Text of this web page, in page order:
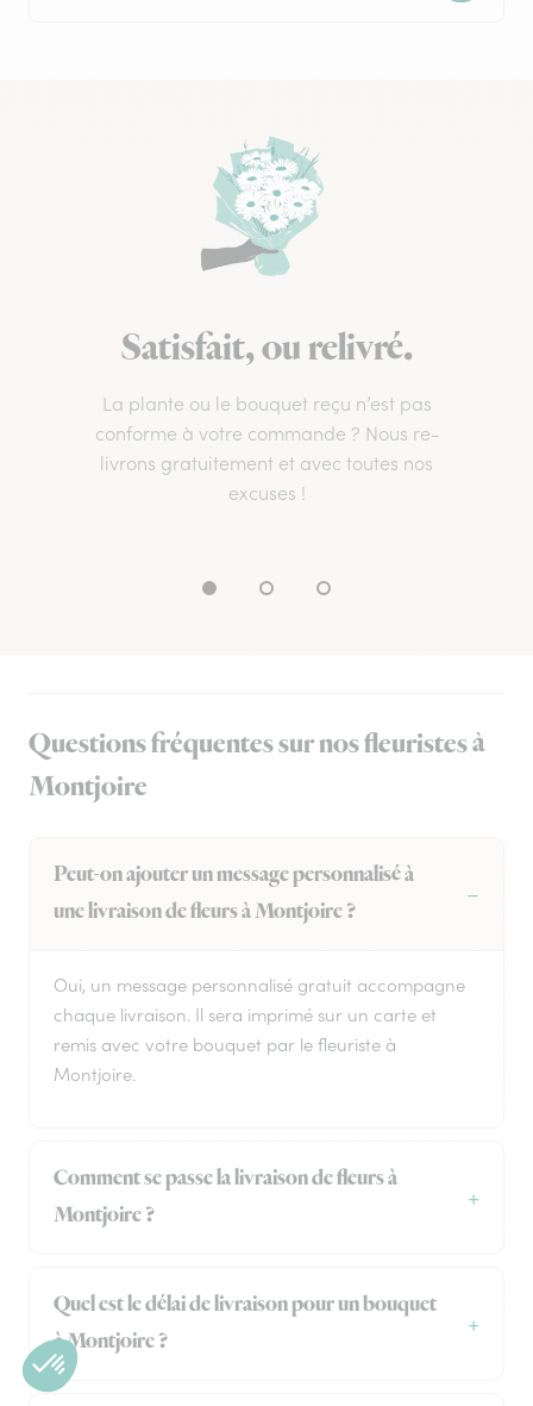
Satisfait, ou relivré.
La plante ou le bouquet reçu n’est pas
conforme à votre commande ? Nous re-
livrons gratuitement et avec toutes nos
excuses !
Questions fréquentes sur nos fleuristes à
Montjoire
Peut-on ajouter un message personnalisé à
une livraison de fleurs à Montjoire ?
Oui, un message personnalisé gratuit accompagne
chaque livraison. Il sera imprimé sur un carte et
remis avec votre bouquet par le fleuriste à
Montjoire.
Comment se passe la livraison de fleurs à
Montjoire ?
Quel est le délai de livraison pour un bouquet
à Montjoire ?